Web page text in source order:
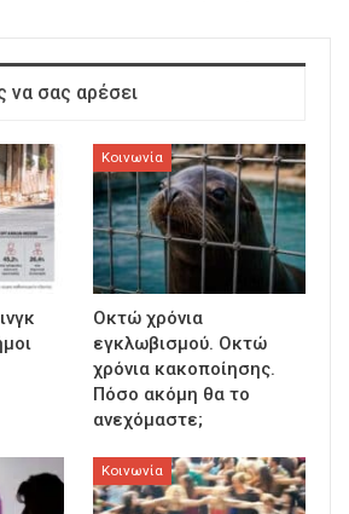
να σας αρέσει
Κοινωνία
Οκτώ χρόνια
εγκλωβισμού. Οκτώ
χρόνια κακοποίησης.
Πόσο ακόμη θα το
ανεχόμαστε;
Κοινωνία